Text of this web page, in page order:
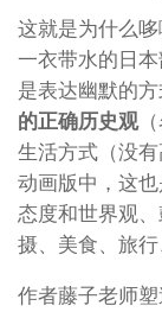
这就是为什么
一衣带水的日
是表达幽默的方
的正确历史观
生活方式（没
动画版中，这
态度和世界观
摄、美食、旅行
作者藤子老师